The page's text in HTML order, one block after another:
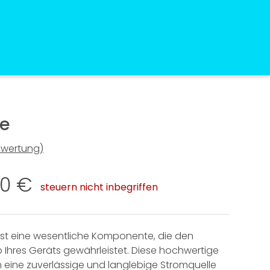
Alle Produkte
€ Preisspanne:
45,00 €
bis
steuern nicht inbegriffen
eine wesentliche Komponente, die den
Geräts gewährleistet. Diese hochwertige
zuverlässige und langlebige Stromquelle